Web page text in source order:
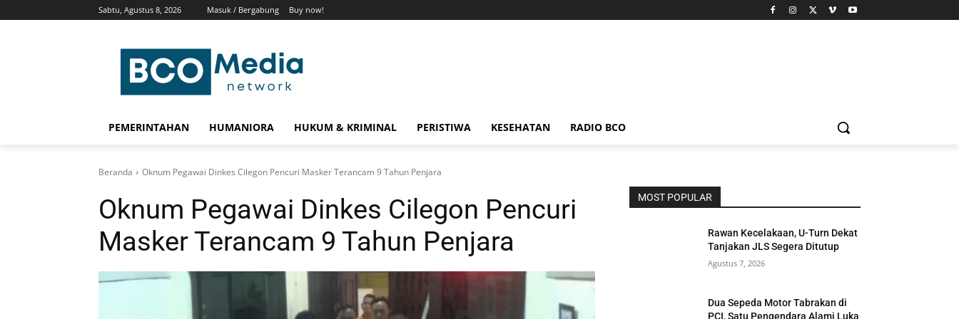
Sabtu, Agustus 8, 2026 Masuk / Bergabung Buy now!
PEMERINTAHAN HUMANIORA HUKUM & KRIMINAL PERISTIWA KESEHATAN RADIO BCO
Beranda Oknum Pegawai Dinkes Cilegon Pencuri Masker Terancam 9 Tahun Penjara
Oknum Pegawai Dinkes Cilegon Pencuri
Masker Terancam 9 Tahun Penjara
MOST POPULAR
Rawan Kecelakaan, U-Turn Dekat
Tanjakan JLS Segera Ditutup
Agustus 7, 2026
Dua Sepeda Motor Tabrakan di
PCI, Satu Pengendara Alami Luka